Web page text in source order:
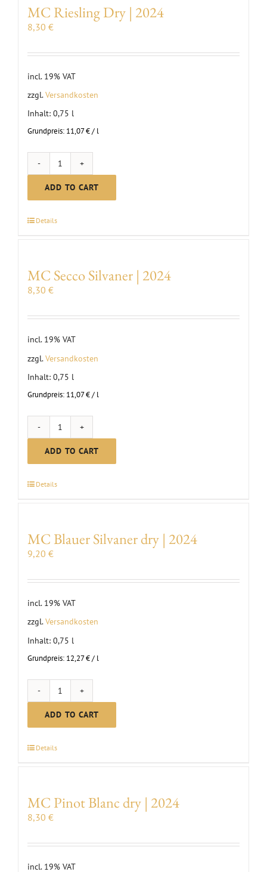
MC Riesling Dry | 2024
8,30 €
incl. 19% VAT
zzgl.Versandkosten
Inhalt: 0,75 l
Grundpreis: 11,07€/ l
MC
Riesling
Dry
ADD TO CART
Details
MC Secco Silvaner | 2024
8,30 €
incl. 19% VAT
zzgl.Versandkosten
Inhalt: 0,75 l
Grundpreis: 11,07€/ l
MC
Secco
Silvaner
ADD TO CART
Details
MC Blauer Silvaner dry | 2024
9,20 €
incl. 19% VAT
zzgl.Versandkosten
Inhalt: 0,75 l
Grundpreis: 12,27€/ l
MC
Blauer
Silvaner
ADD TO CART
Details
MC Pinot Blanc dry | 2024
8,30 €
incl. 19% VAT